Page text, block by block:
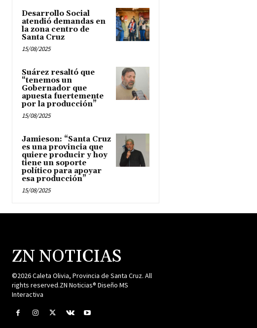
Desarrollo Social
atendió demandas en
la zona centro de
Santa Cruz
15/08/2025
Suárez resaltó que
“tenemos un
Gobernador que
apuesta fuertemente
por la producción”
15/08/2025
Jamieson: “Santa Cruz
es una provincia que
quiere producir y hoy
tiene un soporte
político para apoyar
esa producción”
15/08/2025
ZN NOTICIAS
©2026 Caleta Olivia, Provincia de Santa Cruz. All
rights reserved.ZN Noticias® Diseño MS
Interactiva